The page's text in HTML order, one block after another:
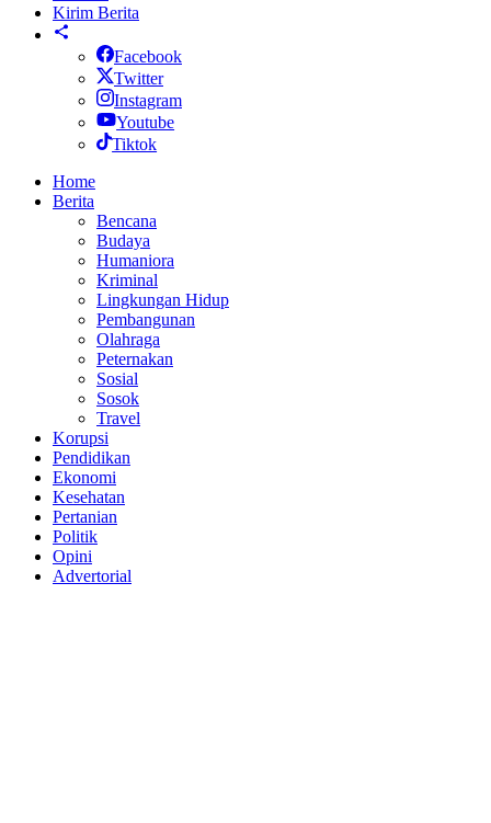
Kirim Berita
Facebook
Twitter
Instagram
Youtube
Tiktok
Home
Berita
Bencana
Budaya
Humaniora
Kriminal
Lingkungan Hidup
Pembangunan
Olahraga
Peternakan
Sosial
Sosok
Travel
Korupsi
Pendidikan
Ekonomi
Kesehatan
Pertanian
Politik
Opini
Advertorial